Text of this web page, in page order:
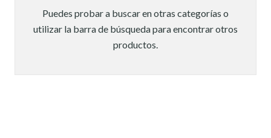
Puedes probar a buscar en otras categorías o
utilizar la barra de búsqueda para encontrar otros
productos.